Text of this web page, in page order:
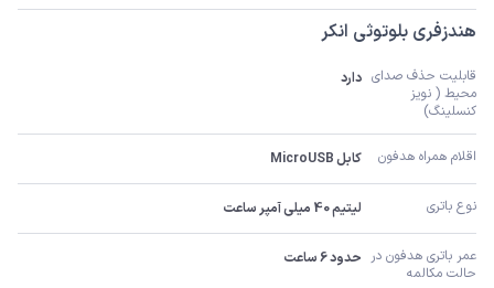
هندزفری بلوتوثی انکر
کنسلینگ)
دارد
اقلام همراه هدفون کابل MicroUSB
نوع باتری لیتیم 40 میلی آمپر ساعت
حالت مکالمه
حدود 6 ساعت